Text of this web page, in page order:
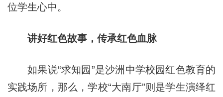
位学生心中。
讲好红色故事，传承红色血脉
如果说“求知园”是沙洲中学校园红色教育的
实践场所，那么，学校“大南厅”则是学生演绎红